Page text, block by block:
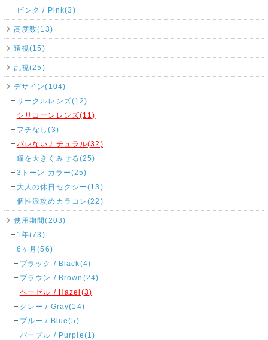
ピンク / Pink(3)
高度数(13)
遠視(15)
乱視(25)
デザイン(104)
サークルレンズ(12)
シリコーンレンズ(11)
フチなし(3)
バレないナチュラル(32)
瞳を大きくみせる(25)
3トーン カラー(25)
大人の休日セクシー(13)
個性派攻めカラコン(22)
使用期間(203)
1年(73)
6ヶ月(56)
ブラック / Black(4)
ブラウン / Brown(24)
ヘーゼル / Hazel(3)
グレー / Gray(14)
ブルー / Blue(5)
パープル / Purple(1)